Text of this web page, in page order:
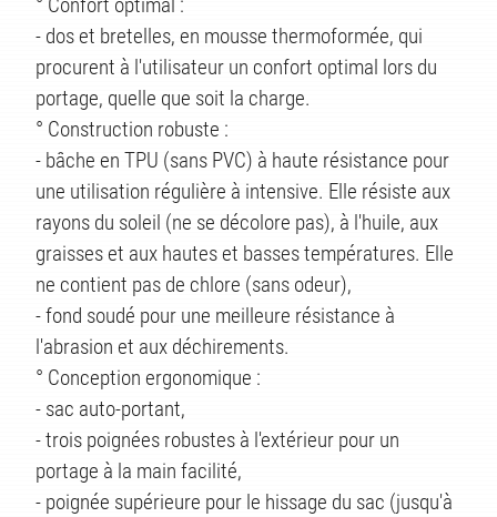
° Confort optimal :
- dos et bretelles, en mousse thermoformée, qui
procurent à l'utilisateur un confort optimal lors du
portage, quelle que soit la charge.
° Construction robuste :
- bâche en TPU (sans PVC) à haute résistance pour
une utilisation régulière à intensive. Elle résiste aux
rayons du soleil (ne se décolore pas), à l'huile, aux
graisses et aux hautes et basses températures. Elle
ne contient pas de chlore (sans odeur),
- fond soudé pour une meilleure résistance à
l'abrasion et aux déchirements.
° Conception ergonomique :
- sac auto-portant,
- trois poignées robustes à l'extérieur pour un
portage à la main facilité,
- poignée supérieure pour le hissage du sac (jusqu'à